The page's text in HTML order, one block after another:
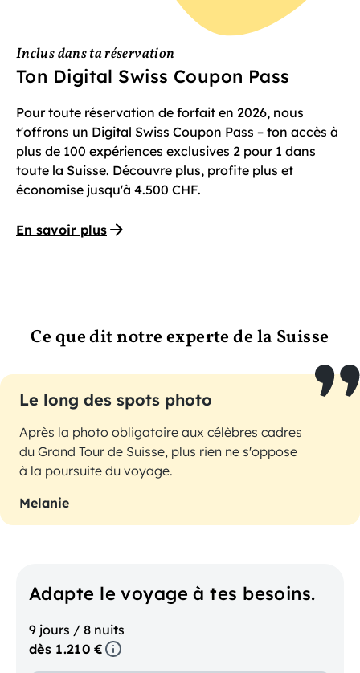
Inclus dans ta réservation
Ton Digital Swiss Coupon Pass
Pour toute réservation de forfait en 2026, nous
t'offrons un Digital Swiss Coupon Pass – ton accès à
plus de 100 expériences exclusives 2 pour 1 dans
toute la Suisse. Découvre plus, profite plus et
économise jusqu'à 4.500 CHF.
En savoir plus
Ce que dit notre experte de la Suisse
Le long des spots photo
Après la photo obligatoire aux célèbres cadres
du Grand Tour de Suisse, plus rien ne s'oppose
à la poursuite du voyage.
Melanie
Adapte le voyage à tes besoins.
9 jours / 8 nuits
dès 1.210 €